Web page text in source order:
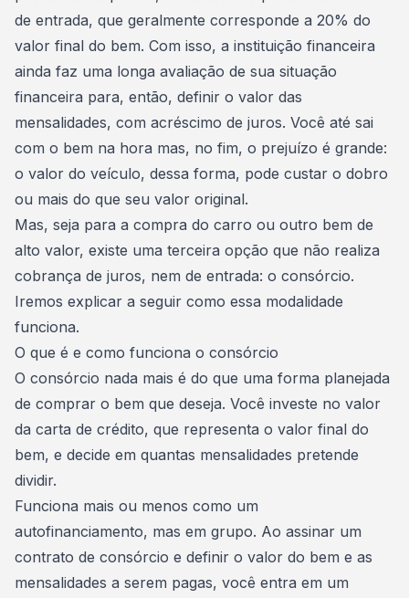
de entrada, que geralmente corresponde a 20% do
valor final do bem. Com isso, a instituição financeira
ainda faz uma longa avaliação de sua situação
financeira para, então, definir o valor das
mensalidades, com acréscimo de juros. Você até sai
com o bem na hora mas, no fim, o prejuízo é grande:
o valor do veículo, dessa forma, pode custar o dobro
ou mais do que seu valor original.
Mas, seja para a compra do carro ou outro bem de
alto valor, existe uma terceira opção que não realiza
cobrança de juros, nem de entrada: o consórcio.
Iremos explicar a seguir como essa modalidade
funciona.
O que é e como funciona o consórcio
O consórcio nada mais é do que uma forma planejada
de comprar o bem que deseja. Você investe no valor
da carta de crédito, que representa o valor final do
bem, e decide em quantas mensalidades pretende
dividir.
Funciona mais ou menos como um
autofinanciamento, mas em grupo. Ao assinar um
contrato de consórcio e definir o valor do bem e as
mensalidades a serem pagas, você entra em um